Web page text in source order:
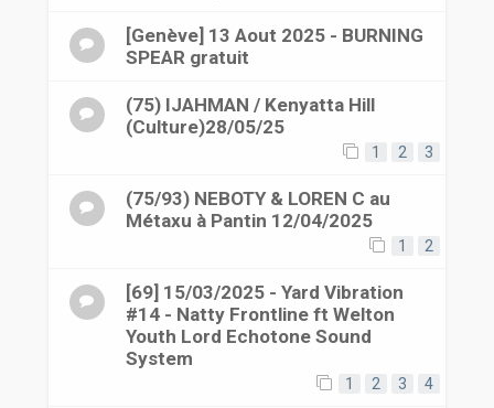
[Genève] 13 Aout 2025 - BURNING
SPEAR gratuit
(75) IJAHMAN / Kenyatta Hill
(Culture)28/05/25
1 2 3
(75/93) NEBOTY & LOREN C au
Métaxu à Pantin 12/04/2025
1 2
[69] 15/03/2025 - Yard Vibration
#14 - Natty Frontline ft Welton
Youth Lord Echotone Sound
System
1 2 3 4